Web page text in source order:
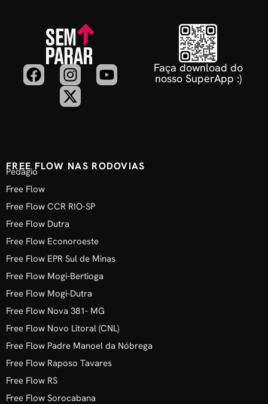
Faça download do
nosso SuperApp :)
FREE FLOW NAS RODOVIAS
Pedágio
Free Flow
Free Flow CCR RIO-SP
Free Flow Dutra
Free Flow Econoroeste
Free Flow EPR Sul de Minas
Free Flow Mogi-Bertioga
Free Flow Mogi-Dutra
Free Flow Nova 381- MG
Free Flow Novo Litoral (CNL)
Free Flow Padre Manoel da Nóbrega
Free Flow Raposo Tavares
Free Flow RS
Free Flow Sorocabana